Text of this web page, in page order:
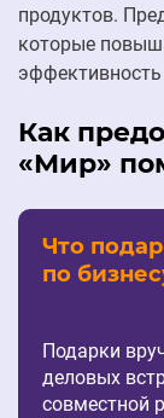
продуктов.
которые
Как
«Мир»
Что
по
Подарки
деловых
совместной